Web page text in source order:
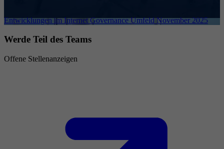
Entwicklungen im Internet Governance Umfeld November 2025
Werde Teil des Teams
Offene Stellenanzeigen